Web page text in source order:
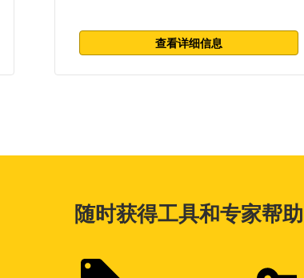
查看详细信息
随时获得工具和专家帮助